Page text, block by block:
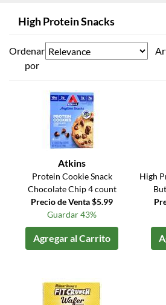
High Protein Snacks
Ordenar
por
Atkins
Protein Cookie Snack
Chocolate Chip 4 count
Precio de Venta $5.99
Guardar 43%
Agregar al Carrito
High